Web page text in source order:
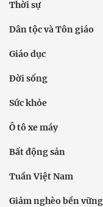
Thời sự
Dân tộc và Tôn giáo
Giáo dục
Đời sống
Sức khỏe
Ô tô xe máy
Bất động sản
Tuần Việt Nam
Giảm nghèo bền vững